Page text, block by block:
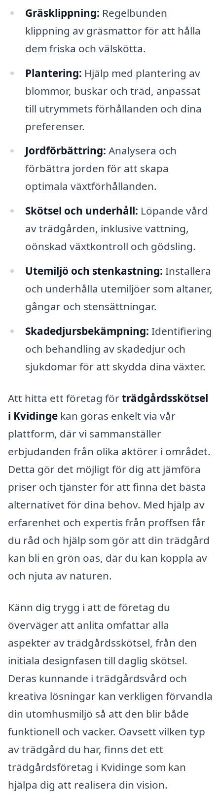
Gräsklippning: Regelbunden
klippning av gräsmattor för att hålla
dem friska och välskötta.
Plantering: Hjälp med plantering av
blommor, buskar och träd, anpassat
till utrymmets förhållanden och dina
preferenser.
Jordförbättring: Analysera och
förbättra jorden för att skapa
optimala växtförhållanden.
Skötsel och underhåll: Löpande vård
av trädgården, inklusive vattning,
oönskad växtkontroll och gödsling.
Utemiljö och stenkastning: Installera
och underhålla utemiljöer som altaner,
gångar och stensättningar.
Skadedjursbekämpning: Identifiering
och behandling av skadedjur och
sjukdomar för att skydda dina växter.
Att hitta ett företag förträdgårdsskötsel
i Kvidinge kan göras enkelt via vår
plattform, där vi sammanställer
erbjudanden från olika aktörer i området.
Detta gör det möjligt för dig att jämföra
priser och tjänster för att finna det bästa
alternativet för dina behov. Med hjälp av
erfarenhet och expertis från proffsen får
du råd och hjälp som gör att din trädgård
kan bli en grön oas, där du kan koppla av
och njuta av naturen.
Känn dig trygg i att de företag du
överväger att anlita omfattar alla
aspekter av trädgårdsskötsel, från den
initiala designfasen till daglig skötsel.
Deras kunnande i trädgårdsvård och
kreativa lösningar kan verkligen förvandla
din utomhusmiljö så att den blir både
funktionell och vacker. Oavsett vilken typ
av trädgård du har, finns det ett
trädgårdsföretag i Kvidinge som kan
hjälpa dig att realisera din vision.